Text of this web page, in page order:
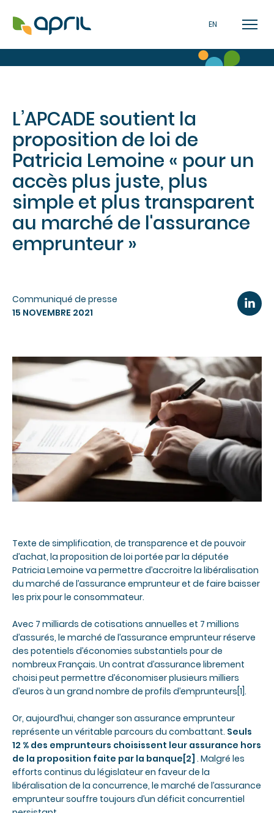
EN
L’APCADE soutient la
proposition de loi de
Patricia Lemoine « pour un
accès plus juste, plus
simple et plus transparent
au marché de l'assurance
emprunteur »
Communiqué de presse
15 NOVEMBRE 2021
Texte de simplification, de transparence et de pouvoir
d’achat, la proposition de loi portée par la députée
Patricia Lemoine va permettre d’accroitre la libéralisation
du marché de l’assurance emprunteur et de faire baisser
les prix pour le consommateur.
Avec 7 milliards de cotisations annuelles et 7 millions
d’assurés, le marché de l’assurance emprunteur réserve
des potentiels d’économies substantiels pour de
nombreux Français. Un contrat d’assurance librement
choisi peut permettre d’économiser plusieurs milliers
d’euros à un grand nombre de profils d’emprunteurs [1] .
Or, aujourd’hui, changer son assurance emprunteur
représente un véritable parcours du combattant. Seuls
12 % des emprunteurs choisissent leur assurance hors
de la proposition faite par la banque [2] . Malgré les
efforts continus du législateur en faveur de la
libéralisation de la concurrence, le marché de l’assurance
emprunteur souffre toujours d’un déficit concurrentiel